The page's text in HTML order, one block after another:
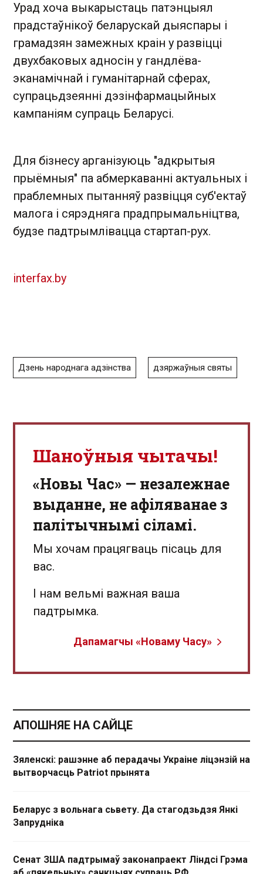
Урад хоча выкарыстаць патэнцыял
прадстаўнікоў беларускай дыяспары і
грамадзян замежных краін у развіцці
двухбаковых адносін у гандлёва-
эканамічнай і гуманітарнай сферах,
супрацьдзеянні дэзінфармацыйных
кампаніям супраць Беларусі.
Для бізнесу арганізуюць "адкрытыя
прыёмныя" па абмеркаванні актуальных і
праблемных пытанняў развіцця суб'ектаў
малога і сярэдняга прадпрымальніцтва,
будзе падтрымлівацца стартап-рух.
interfax.by
Дзень народнага адзінства дзяржаўныя святы
Шаноўныя чытачы!
«Новы Час» — незалежнае
выданне, не афіляванае з
палітычнымі сіламі.
Мы хочам працягваць пісаць для
вас.
І нам вельмі важная ваша
падтрымка.
Дапамагчы «Новаму Часу»
АПОШНЯЕ НА САЙЦЕ
Зяленскі: рашэнне аб перадачы Украіне ліцэнзій на
вытворчасць Patriot прынята
Беларус з вольнага сьвету. Да стагодзьдзя Янкі
Запрудніка
Сенат ЗША падтрымаў законапраект Ліндсі Грэма